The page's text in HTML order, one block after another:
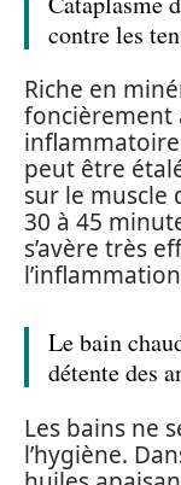
contre les
Riche en
foncièrement
peut être
sur le muscle
30 à 45
s’avère très
Le bain
détente des
Les bains ne
l’hygiène.